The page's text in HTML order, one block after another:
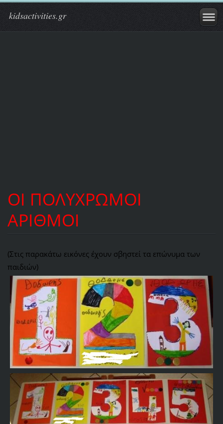
kidsactivities.gr
ΟΙ ΠΟΛΥΧΡΩΜΟΙ
ΑΡΙΘΜΟΙ
(Στις παρακάτω εικόνες έχουν σβηστεί τα επώνυμα των
παιδιών)